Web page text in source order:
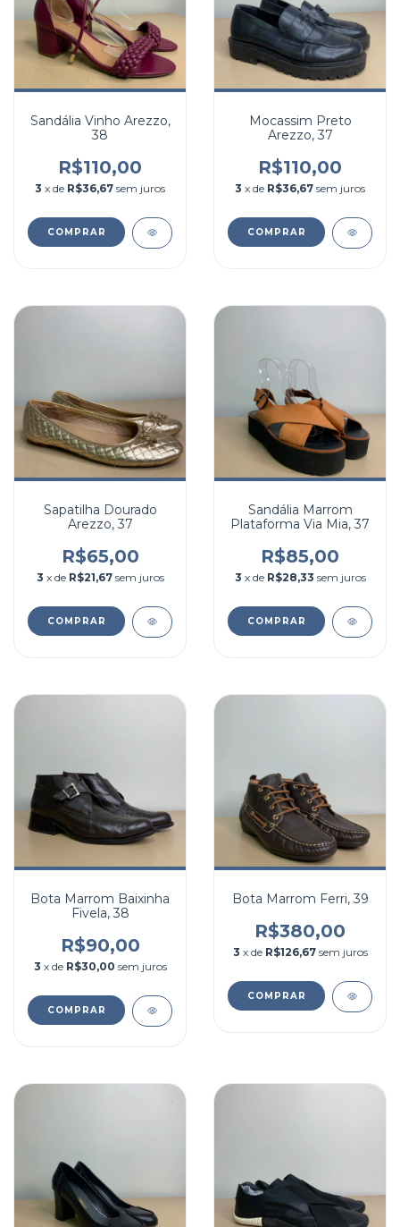
Sandália Vinho Arezzo,
38
R$110,00
3 x de R$36,67 sem juros
COMPRAR
Mocassim Preto
Arezzo, 37
R$110,00
3 x de R$36,67 sem juros
COMPRAR
Sapatilha Dourado
Arezzo, 37
R$65,00
3 x de R$21,67 sem juros
COMPRAR
Sandália Marrom
Plataforma Via Mia, 37
R$85,00
3 x de R$28,33 sem juros
COMPRAR
Bota Marrom Baixinha
Fivela, 38
R$90,00
3 x de R$30,00 sem juros
COMPRAR
Bota Marrom Ferri, 39
R$380,00
3 x de R$126,67 sem juros
COMPRAR